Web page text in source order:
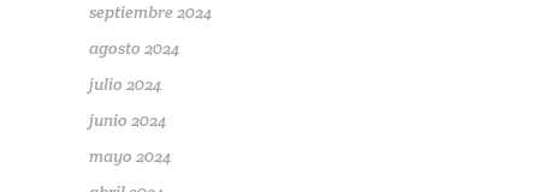
septiembre 2024
agosto 2024
julio 2024
junio 2024
mayo 2024